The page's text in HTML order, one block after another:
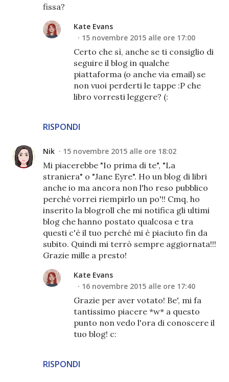
fissa?
RISPONDI
Kate Evans
15 novembre 2015 alle ore 17:00
Certo che sì, anche se ti consiglio di
seguire il blog in qualche
piattaforma (o anche via email) se
non vuoi perderti le tappe :P che
libro vorresti leggere? (:
Nik 15 novembre 2015 alle ore 18:02
Mi piacerebbe "Io prima di te", "La
straniera" o "Jane Eyre". Ho un blog di libri
anche io ma ancora non l'ho reso pubblico
perché vorrei riempirlo un po'!! Cmq, ho
inserito la blogroll che mi notifica gli ultimi
blog che hanno postato qualcosa e tra
questi c'è il tuo perché mi è piaciuto fin da
subito. Quindi mi terrò sempre aggiornata!!!
Grazie mille a presto!
RISPONDI
Kate Evans
16 novembre 2015 alle ore 17:40
Grazie per aver votato! Be', mi fa
tantissimo piacere *w* a questo
punto non vedo l'ora di conoscere il
tuo blog! c: